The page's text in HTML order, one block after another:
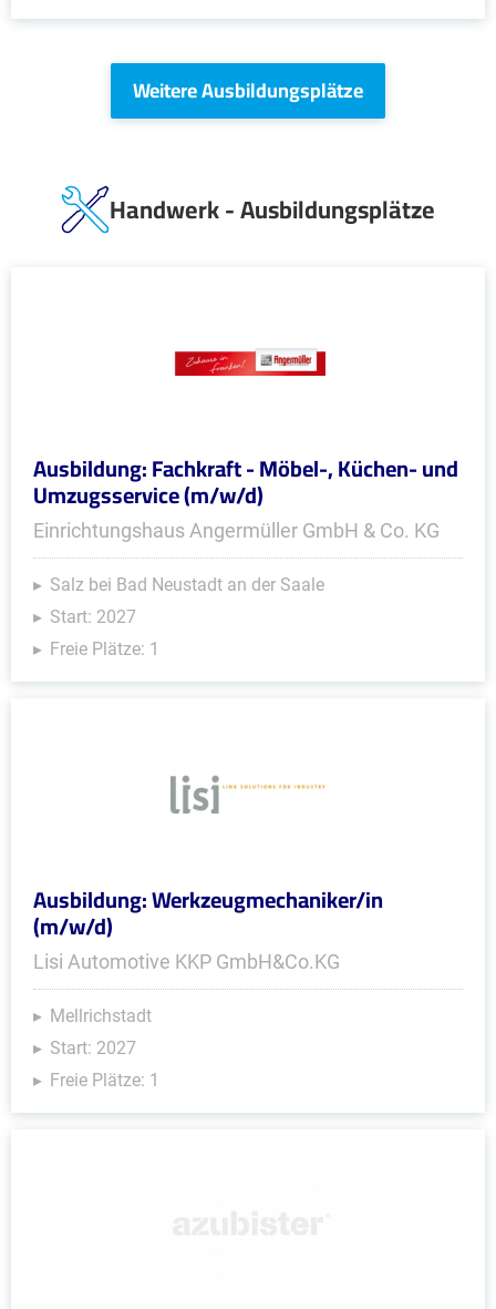
Weitere Ausbildungsplätze
Handwerk - Ausbildungsplätze
Ausbildung: Fachkraft - Möbel-, Küchen- und
Umzugsservice (m/w/d)
Einrichtungshaus Angermüller GmbH & Co. KG
Salz bei Bad Neustadt an der Saale
Start: 2027
Freie Plätze: 1
Ausbildung: Werkzeugmechaniker/in
(m/w/d)
Lisi Automotive KKP GmbH&Co.KG
Mellrichstadt
Start: 2027
Freie Plätze: 1